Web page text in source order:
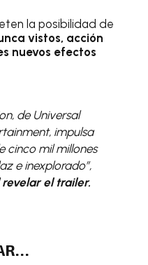
la posibilidad de
vistos, acción
nuevos efectos
de Universal
impulsa
cinco mil millones
e inexplorado”,
el trailer.